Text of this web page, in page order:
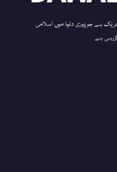
ہے جو پوری دنیا میں اسلامی
ہے